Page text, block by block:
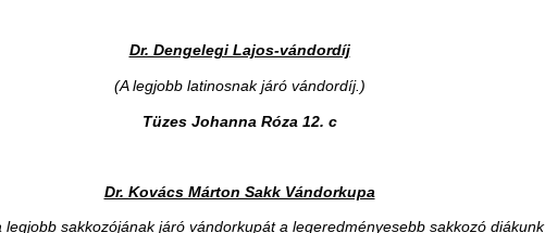
Dr. Dengelegi Lajos-vándordíj
(A legjobb latinosnak járó vándordíj.)
Tüzes Johanna Róza 12. c
Dr. Kovács Márton Sakk Vándorkupa
legjobb sakkozójának járó vándorkupát a legeredményesebb sakkozó diákunk